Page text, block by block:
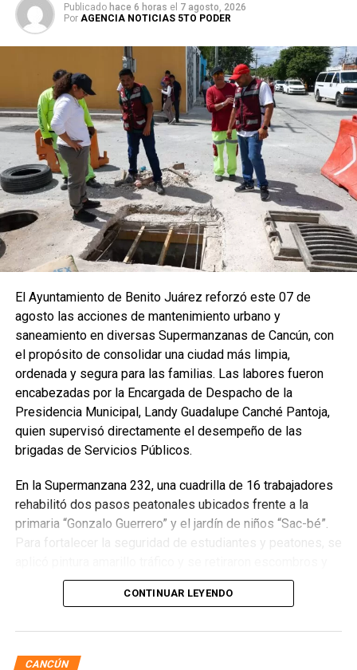
Publicado hace 6 horas el 7 agosto, 2026
Por AGENCIA NOTICIAS 5TO PODER
El Ayuntamiento de Benito Juárez reforzó este 07 de
agosto las acciones de mantenimiento urbano y
saneamiento en diversas Supermanzanas de Cancún, con
el propósito de consolidar una ciudad más limpia,
ordenada y segura para las familias. Las labores fueron
encabezadas por la Encargada de Despacho de la
Presidencia Municipal, Landy Guadalupe Canché Pantoja,
quien supervisó directamente el desempeño de las
brigadas de Servicios Públicos.
En la Supermanzana 232, una cuadrilla de 16 trabajadores
rehabilitó dos pasos peatonales ubicados frente a la
primaria “Gonzalo Guerrero” y el jardín de niños “Sac-bé”.
Para fortalecer la seguridad de estudiantes y peatones, se
residuos vegetales acumulados en la zona. Estas
acciones buscan garantizar entornos escolares más
CONTINUAR LEYENDO
CANCÚN